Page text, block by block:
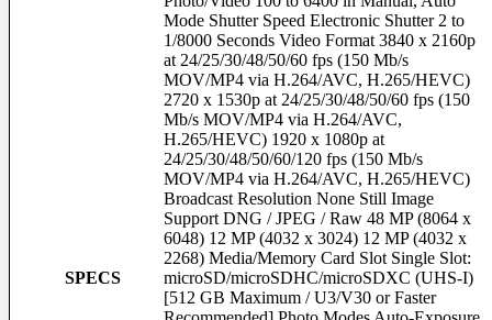
Compact Printer
Dye-Sub Printer
Paper & Ribbon
Computer Hardware
Computer Accessories
Color Management
External HDD
MONITOR
RAM
SPECS
Mode Shutter Speed Electronic Shutter 2 to
1/8000 Seconds Video Format 3840 x 2160p
at 24/25/30/48/50/60 fps (150 Mb/s
MOV/MP4 via H.264/AVC, H.265/HEVC)
2720 x 1530p at 24/25/30/48/50/60 fps (150
Mb/s MOV/MP4 via H.264/AVC,
H.265/HEVC) 1920 x 1080p at
24/25/30/48/50/60/120 fps (150 Mb/s
MOV/MP4 via H.264/AVC, H.265/HEVC)
Broadcast Resolution None Still Image
Support DNG / JPEG / Raw 48 MP (8064 x
6048) 12 MP (4032 x 3024) 12 MP (4032 x
2268) Media/Memory Card Slot Single Slot:
microSD/microSDHC/microSDXC (UHS-I)
[512 GB Maximum / U3/V30 or Faster